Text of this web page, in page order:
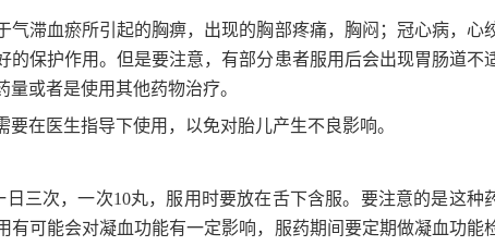
气滞血瘀所引起的胸痹，出现的胸部疼痛，胸闷；冠心病，心
保护作用。但是要注意，有部分患者服用后会出现胃肠道不
或者是使用其他药物治疗。
在医生指导下使用，以免对胎儿产生不良影响。
日三次，一次10丸，服用时要放在舌下含服。要注意的是这种
可能会对凝血功能有一定影响，服药期间要定期做凝血功能